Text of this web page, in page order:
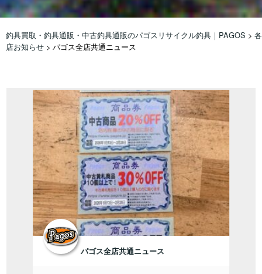
釣具買取・釣具通販・中古釣具通販のパゴスリサイクル釣具｜PAGOS > 各
店お知らせ > パゴス全店共通ニュース
パゴス全店共通ニュース